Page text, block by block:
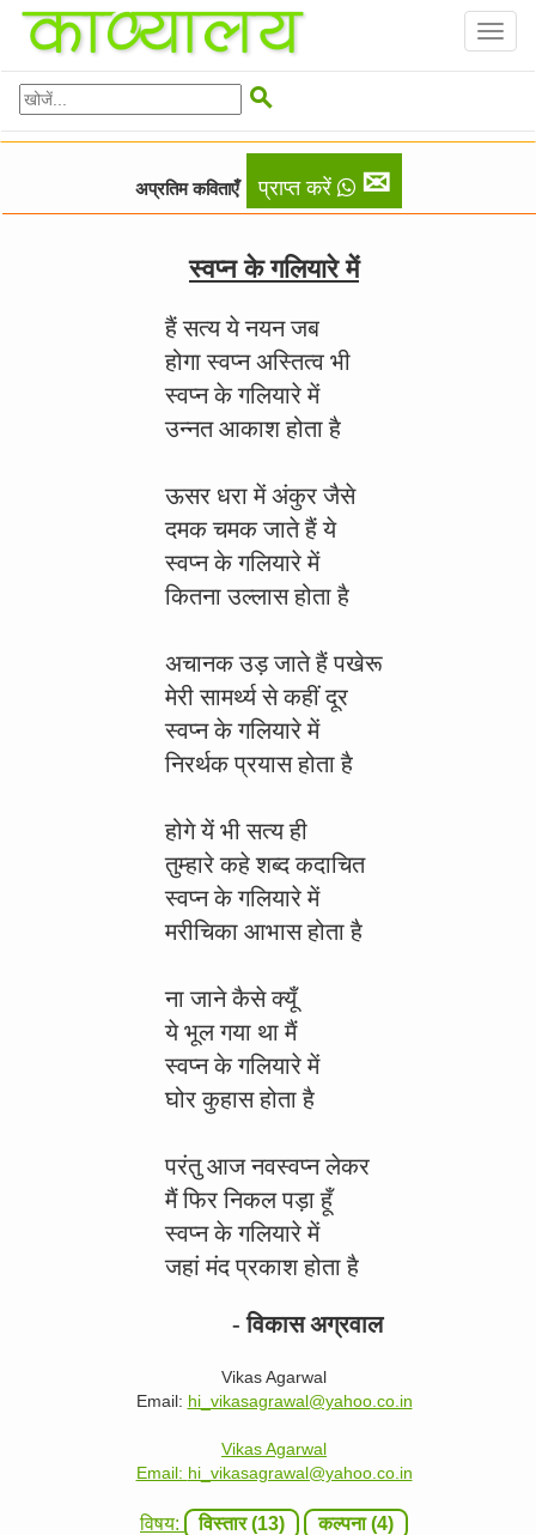

अप्रतिम कविताएँ प्राप्त करें ✉
स्वप्न के गलियारे में
हैं सत्य ये नयन जब
होगा स्वप्न अस्तित्व भी
स्वप्न के गलियारे में
उन्नत आकाश होता है
ऊसर धरा में अंकुर जैसे
दमक चमक जाते हैं ये
स्वप्न के गलियारे में
कितना उल्लास होता है
अचानक उड़ जाते हैं पखेरू
मेरी सामर्थ्य से कहीं दूर
स्वप्न के गलियारे में
निरर्थक प्रयास होता है
होगे यें भी सत्य ही
तुम्हारे कहे शब्द कदाचित
स्वप्न के गलियारे में
मरीचिका आभास होता है
ना जाने कैसे क्यूँ
ये भूल गया था मैं
स्वप्न के गलियारे में
घोर कुहास होता है
परंतु आज नवस्वप्न लेकर
मैं फिर निकल पड़ा हूँ
स्वप्न के गलियारे में
जहां मंद प्रकाश होता है
- विकास अग्रवाल
Vikas Agarwal
Email: hi_vikasagrawal@yahoo.co.in
Vikas Agarwal
Email: hi_vikasagrawal@yahoo.co.in
विषय: विस्तार (13) कल्पना (4)